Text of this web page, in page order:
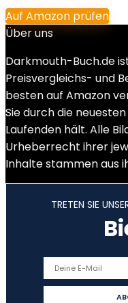
Auf Amazon prüfen
Über uns
Darkmouth-Buch.de
Preisvergleichs- und
besten auf Amazon
Sie durch die
Laufenden hält. Alle
Urheberrecht ihrer
Inhalte stammen aus
TRETEN SIE